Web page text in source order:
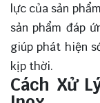
lực của sản
sản phẩm đáp
giúp phát hiện
kịp thời.
Cách Xử